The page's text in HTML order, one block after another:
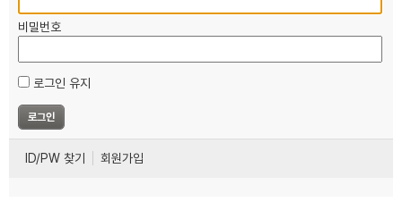
비밀번호
로그인 유지
ID/PW 찾기 회원가입
부설기관
업무